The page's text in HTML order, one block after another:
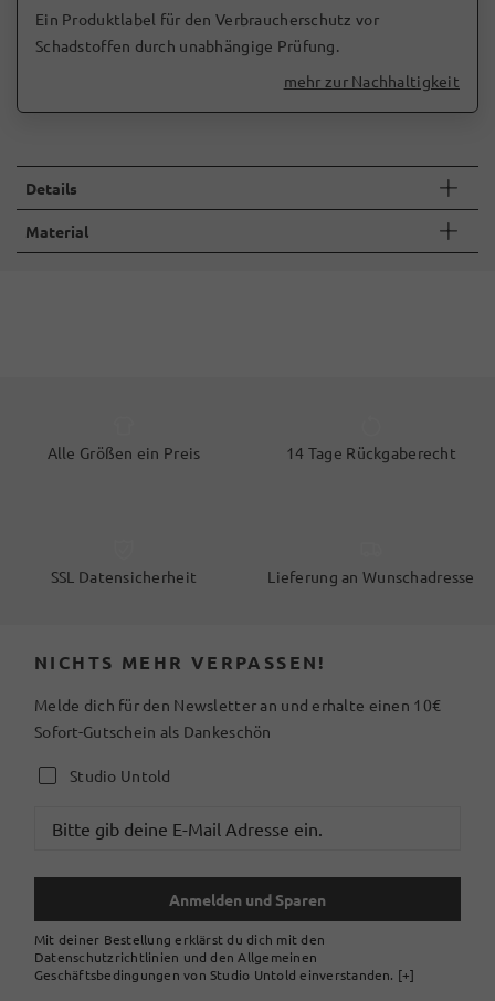
Ein Produktlabel für den Verbraucherschutz vor
Schadstoffen durch unabhängige Prüfung.
mehr zur Nachhaltigkeit
Details
Material
Alle Größen ein Preis 14 Tage Rückgaberecht
SSL Datensicherheit Lieferung an Wunschadresse
NICHTS MEHR VERPASSEN!
Melde dich für den Newsletter an und erhalte einen 10€
Sofort-Gutschein als Dankeschön
Studio Untold
Anmelden und Sparen
Mit deiner Bestellung erklärst du dich mit den
Datenschutzrichtlinien und den Allgemeinen
Geschäftsbedingungen von Studio Untold einverstanden. [+]